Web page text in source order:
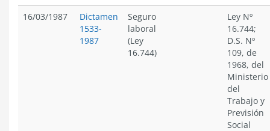
16/03/1987
Dictamen
1533-
1987
Seguro
laboral
(Ley
16.744)
Ley Nº
16.744;
D.S. Nº
109, de
1968, del
Ministerio
del
Trabajo y
Previsión
Social